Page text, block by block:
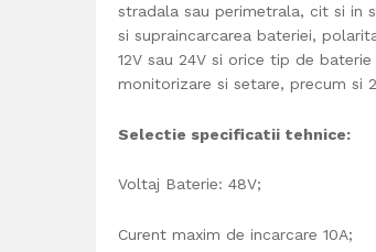
stradala sau perimetrala, cit si in
si supraincarcarea bateriei,
12V sau 24V si orice tip de
monitorizare si setare, precum si
Selectie specificatii tehnice:
Voltaj Baterie: 48V;
Curent maxim de incarcare 10A;